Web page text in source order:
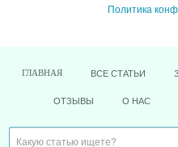
Политика
ГЛАВНАЯ ВСЕ СТАТЬИ
ОТЗЫВЫ О НАС